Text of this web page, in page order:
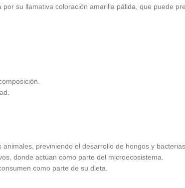
su llamativa coloración amarilla pálida, que puede
previniendo el desarrollo de hongos y bacterias.
donde actúan como parte del microecosistema.
como parte de su dieta.